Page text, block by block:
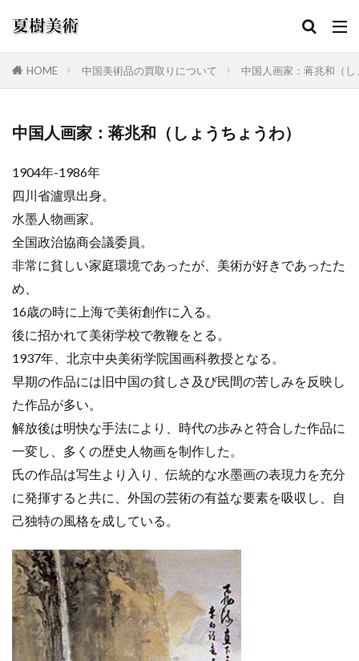
HOME 中国美術品の買取りについて 中国人画家：蒋兆和（
中国人画家：蒋兆和（しょうちょうわ）
1904年-1986年
四川省瀘県出身。
水墨人物画家。
全国政治協商会議委員。
非常に貧しい家庭環境であったが、美術が好きであったた
め、
16歳の時に上海で美術創作に入る。
後に招かれて美術学校で教鞭をとる。
1937年、北京中央美術学院国画科教授となる。
早期の作品には旧中国の貧しさ及び民間の苦しみを反映し
た作品が多い。
解放後は明快な手法により、時代の歩みと符合した作品に
一変し、多くの歴史人物画を制作した。
氏の作品は写生より入り、伝統的な水墨画の表現力を充分
に発揮すると共に、外国の芸術の有益な要素を吸収し、自
己独特の風格を成している。
カテゴリー